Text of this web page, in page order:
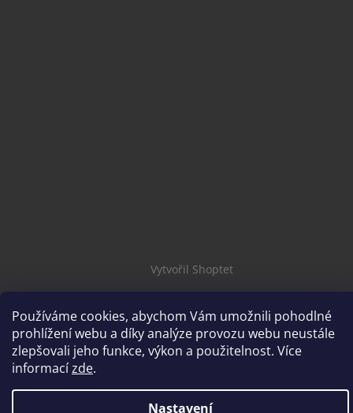
Používáme cookies, abychom Vám umožnili pohodlné
prohlížení webu a díky analýze provozu webu neustále
zlepšovali jeho funkce, výkon a použitelnost. Více
informacízde.
Nastavení
Vytvořil Shoptet
Copyright 2026brousimeprofi.cz. Všechna práva vyhrazena.